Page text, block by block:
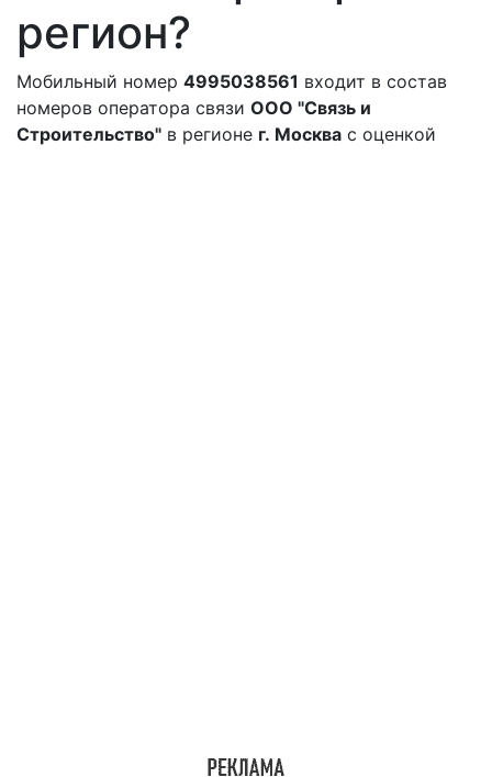
регион?
Мобильный номер 4995038561 входит в состав
номеров оператора связи ООО "Связь и
Строительство" в регионе г. Москва с оценкой